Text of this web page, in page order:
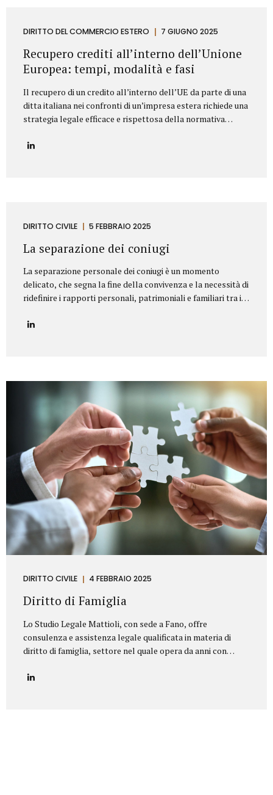
Contract. Oggetto del contratto: chiarezza e dettaglio
preciso e puntuale....
DIRITTO DEL COMMERCIO ESTERO 7 GIUGNO 2025
Recupero crediti all’interno dell’Unione
Europea: tempi, modalità e fasi
Il recupero di un credito all’interno dell’UE da parte di una
ditta italiana nei confronti di un’impresa estera richiede una
strategia legale efficace e rispettosa della normativa
assistenza completa per tutelare i diritti delle imprese
degli interessi maturati e dell’intenzione di agire
spesso risolutiva, mira a evitare...
DIRITTO CIVILE 5 FEBBRAIO 2025
La separazione dei coniugi
La separazione personale dei coniugi è un momento
delicato, che segna la fine della convivenza e la necessità di
ridefinire i rapporti personali, patrimoniali e familiari tra i
assistenza completa e personalizzata in tutte le tipologie
supporto legale e umano per giungere a soluzioni
equilibrate e sostenibili. In particolare, ci occupiamo di:
Consulenza preliminare per comprendere la situazione
familiare e individuare la procedura più adatta...
DIRITTO CIVILE 4 FEBBRAIO 2025
Diritto di Famiglia
Lo Studio Legale Mattioli, con sede a Fano, offre
consulenza e assistenza legale qualificata in materia di
diritto di famiglia, settore nel quale opera da anni con
consolidata, lo Studio affronta con professionalità tutte le